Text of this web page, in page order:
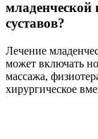
младенческой
суставов?
Лечение
может включать
массажа,
хирургическое